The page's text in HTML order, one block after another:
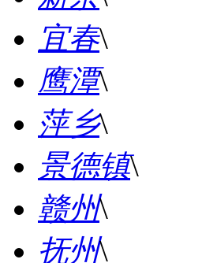
宜春\
鹰潭\
萍乡\
景德镇\
赣州\
抚州\